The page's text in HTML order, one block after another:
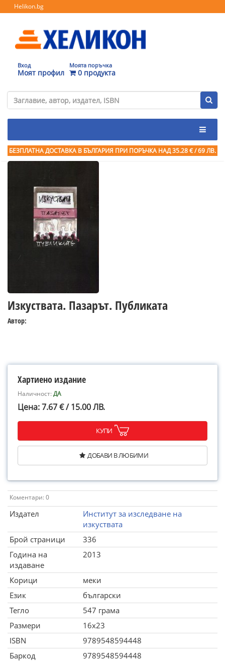
Helikon.bg
Вход
Моят профил
Моята поръчка
0 продукта
БЕЗПЛАТНА ДОСТАВКА В БЪЛГАРИЯ ПРИ ПОРЪЧКА НАД 35.28 € / 69 ЛВ.
Изкуствата. Пазарът. Публиката
Автор:
Хартиено издание
Наличност:ДА
Цена: 7.67 € / 15.00 ЛВ.
КУПИ
ДОБАВИ В ЛЮБИМИ
Коментари: 0
Издател
Институт за изследване на
изкуствата
Брой страници
336
Година на
издаване
2013
Корици
меки
Език
български
Тегло
547 грама
Размери
16x23
ISBN
9789548594448
Баркод
9789548594448